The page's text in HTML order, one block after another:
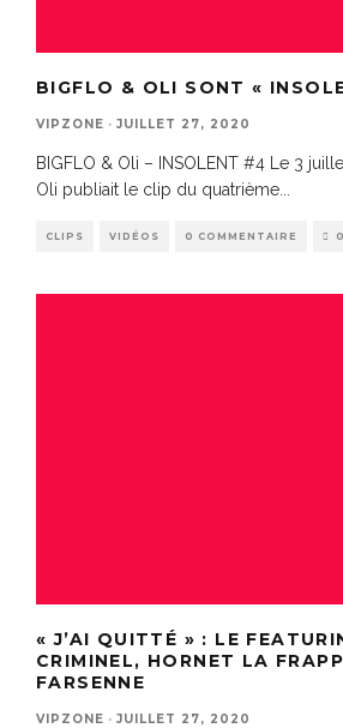
BIGFLO & OLI SONT «
VIPZONE · JUILLET 27, 2020
BIGFLO & Oli – INSOLENT #4 Le 3
Oli publiait le clip du quatrième...
CLIPS VIDÉOS 0 COMMENTAIRE 0
« J’AI QUITTÉ » : LE
CRIMINEL, HORNET LA
FARSENNE
VIPZONE · JUILLET 27, 2020